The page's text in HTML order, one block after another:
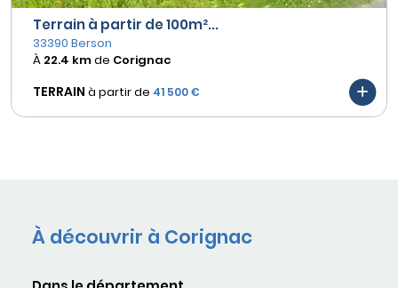
Terrain à partir de 100m²...
33390 Berson
À 22.4 kmde Corignac
TERRAIN à partir de 41 500 €
À découvrir à Corignac